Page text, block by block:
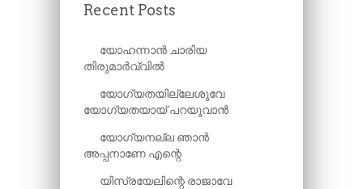
Recent Posts
യോഹന്നാൻ ചാരിയ
തിരുമാർവ്വിൽ
യോഗ്യതയില്ലേശുവേ
യോഗ്യതയായ് പറയുവാൻ
യോഗ്യനല്ല ഞാൻ
അപ്പനാണേ എന്റെ
യിസ്രയേലിന്റെ രാജാവേ